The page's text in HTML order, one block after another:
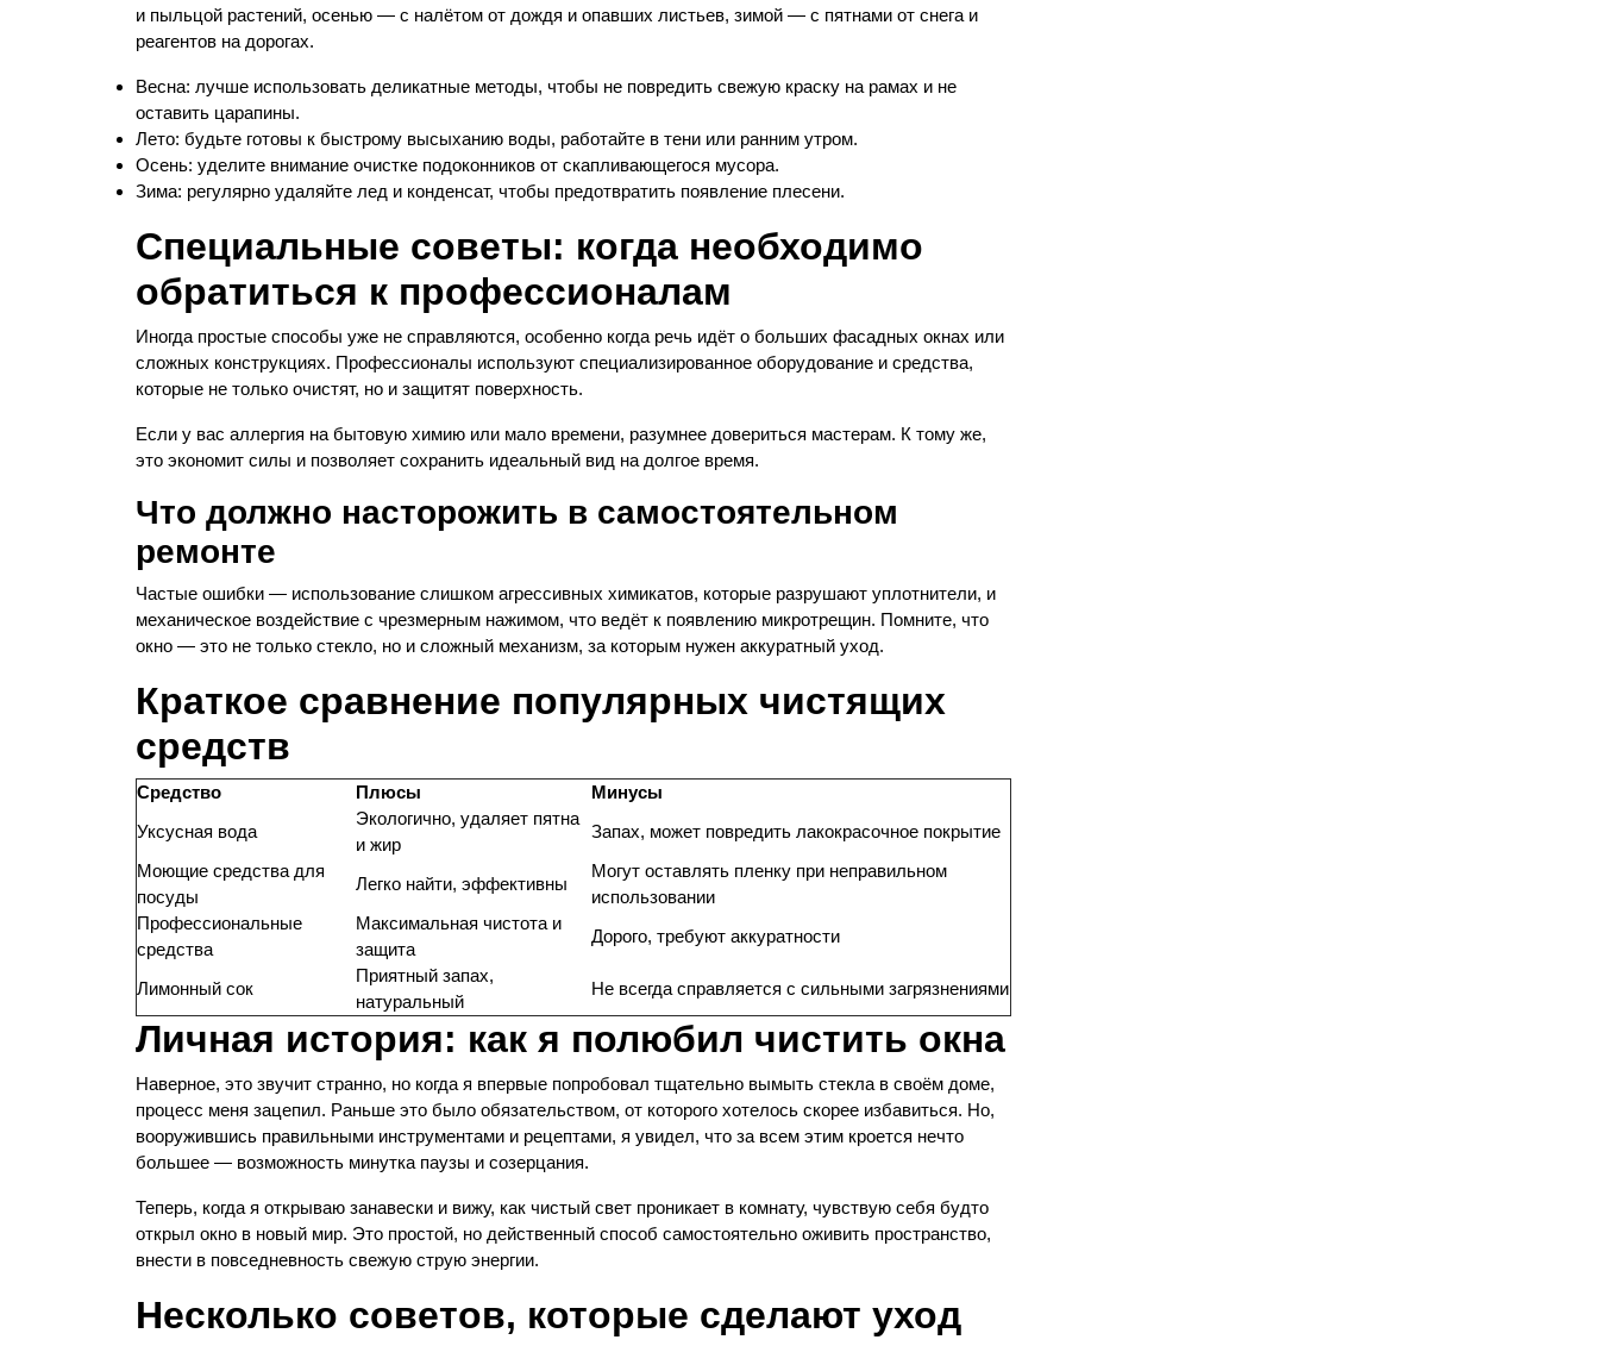
и пыльцой растений, осенью — с налётом от дождя и опавших листьев, зимой — с пятнами от снега и
реагентов на дорогах.
Весна: лучше использовать деликатные методы, чтобы не повредить свежую краску на рамах и не
оставить царапины.
Лето: будьте готовы к быстрому высыханию воды, работайте в тени или ранним утром.
Осень: уделите внимание очистке подоконников от скапливающегося мусора.
Зима: регулярно удаляйте лед и конденсат, чтобы предотвратить появление плесени.
Специальные советы: когда необходимо
обратиться к профессионалам
Иногда простые способы уже не справляются, особенно когда речь идёт о больших фасадных окнах или
сложных конструкциях. Профессионалы используют специализированное оборудование и средства,
которые не только очистят, но и защитят поверхность.
Если у вас аллергия на бытовую химию или мало времени, разумнее довериться мастерам. К тому же,
это экономит силы и позволяет сохранить идеальный вид на долгое время.
Что должно насторожить в самостоятельном
ремонте
Частые ошибки — использование слишком агрессивных химикатов, которые разрушают уплотнители, и
механическое воздействие с чрезмерным нажимом, что ведёт к появлению микротрещин. Помните, что
окно — это не только стекло, но и сложный механизм, за которым нужен аккуратный уход.
Краткое сравнение популярных чистящих
средств
Средство Плюсы
Минусы
Уксусная вода
Экологично, удаляет пятна
и жир
Запах, может повредить лакокрасочное покрытие
Моющие средства для
посуды
Легко найти, эффективны
Могут оставлять пленку при неправильном
использовании
Профессиональные
средства
Максимальная чистота и
защита
Дорого, требуют аккуратности
Лимонный сок
Приятный запах,
натуральный
Не всегда справляется с сильными загрязнениями
Личная история: как я полюбил чистить окна
Наверное, это звучит странно, но когда я впервые попробовал тщательно вымыть стекла в своём доме,
процесс меня зацепил. Раньше это было обязательством, от которого хотелось скорее избавиться. Но,
вооружившись правильными инструментами и рецептами, я увидел, что за всем этим кроется нечто
большее — возможность минутка паузы и созерцания.
Теперь, когда я открываю занавески и вижу, как чистый свет проникает в комнату, чувствую себя будто
открыл окно в новый мир. Это простой, но действенный способ самостоятельно оживить пространство,
внести в повседневность свежую струю энергии.
Несколько советов, которые сделают уход